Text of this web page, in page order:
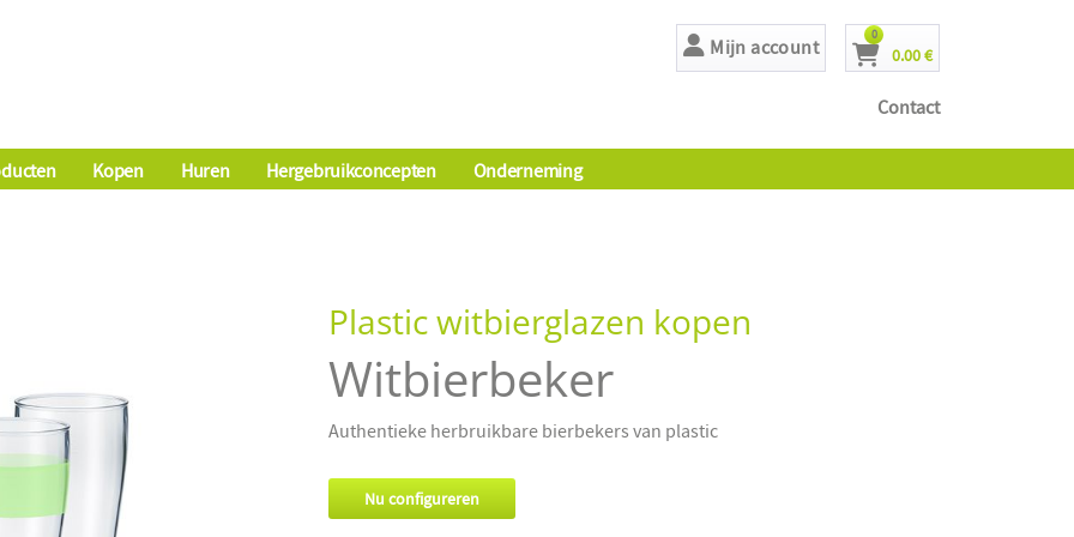
Mijn account
Cart
0.00 €
0producten
Contact
Kopen Huren Hergebruikconcepten Onderneming
Plastic witbierglazen kopen
Witbierbeker
Authentieke herbruikbare bierbekers van plastic
Nu configureren